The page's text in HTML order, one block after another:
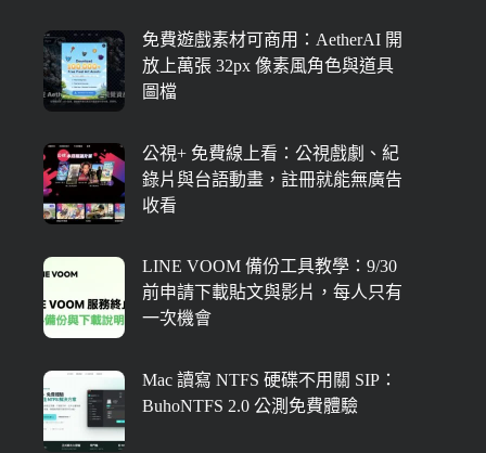
免費遊戲素材可商用：AetherAI 開
放上萬張 32px 像素風角色與道具
圖檔
公視+ 免費線上看：公視戲劇、紀
錄片與台語動畫，註冊就能無廣告
收看
LINE VOOM 備份工具教學：9/30
前申請下載貼文與影片，每人只有
一次機會
Mac 讀寫 NTFS 硬碟不用關 SIP：
BuhoNTFS 2.0 公測免費體驗